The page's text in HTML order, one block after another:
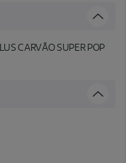
CARVÃO SUPER POP